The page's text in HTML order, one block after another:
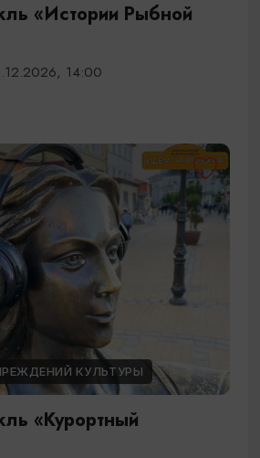
«Истории Рыбной
14:00
КУЛЬТУРЫ
«Курортный